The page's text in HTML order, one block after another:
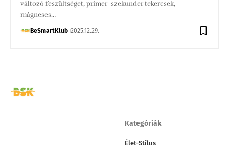
változó feszültséget, primer–szekunder tekercsek,
mágneses…
BeSmartKlub 2025.12.29.
Kategóriák
Élet-Stílus